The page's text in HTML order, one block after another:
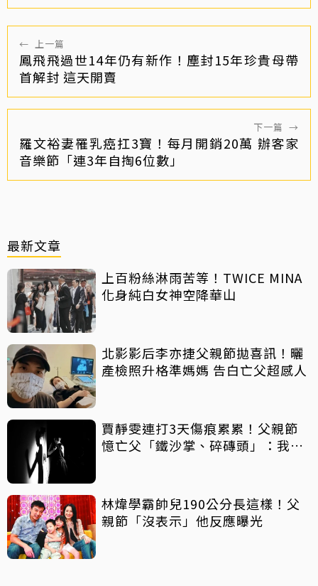
← 上一篇
鳳飛飛過世14年仍有新作！塵封15年珍貴母帶
首解封 這天開賣
下一篇 →
羅文裕妻罹乳癌扛3寶！每月開銷20萬 辦客家
音樂節「連3年自掏6位數」
最新文章
上百粉絲淋雨苦等！TWICE MINA
化身純白女神空降華山
北影影后李亦捷父親節拋喜訊！曬
產檢照升格準媽媽 告白亡父超感人
賈靜雯連打3天傷痕累累！父親節
憶亡父「鐵沙掌、碎磚頭」：我身
林煒學霸帥兒190公分長這樣！父
親節「沒表示」他反應曝光